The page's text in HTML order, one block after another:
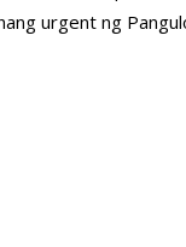
urgent ng